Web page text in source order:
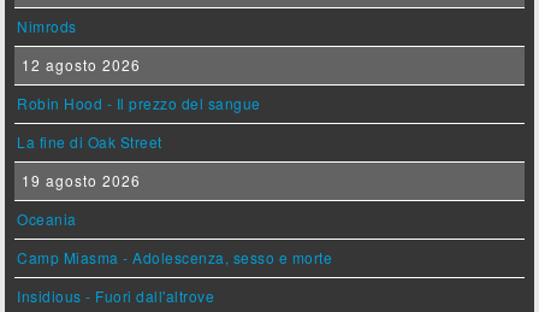
Nimrods
12 agosto 2026
Robin Hood - Il prezzo del sangue
La fine di Oak Street
19 agosto 2026
Oceania
Camp Miasma - Adolescenza, sesso e morte
Insidious - Fuori dall'altrove